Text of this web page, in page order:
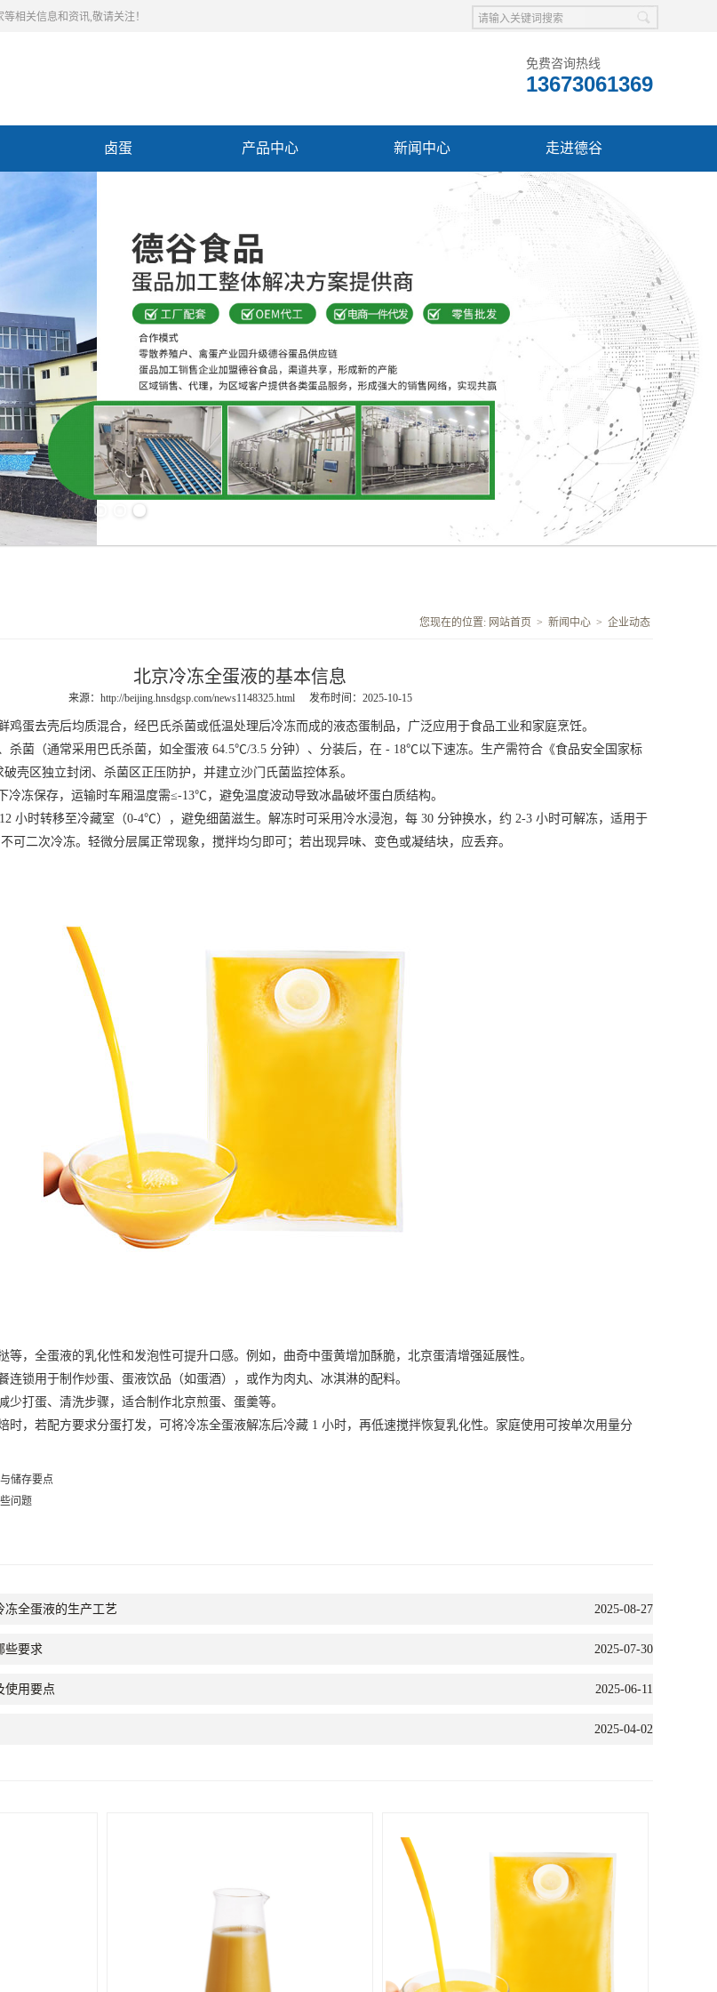
相关信息和资讯,敬请关注！
免费咨询热线
13673061369
卤蛋 产品中心 新闻中心 走进德谷
您现在的位置: 网站首页 > 新闻中心 > 企业动态
北京冷冻全蛋液的基本信息
来源： http://beijing.hnsdgsp.com/news1148325.html 发布时间：2025-10-15
鸡蛋去壳后均质混合，经巴氏杀菌或低温处理后冷冻而成的液态蛋制品，广泛应用于食品工业和家庭烹饪。
菌（通常采用巴氏杀菌，如全蛋液 64.5℃/3.5 分钟）、分装后，在 - 18℃以下速冻。生产需符合《食品安全国家标
壳区独立封闭、杀菌区正压防护，并建立沙门氏菌监控体系。
冻保存，运输时车厢温度需≤-13℃，避免温度波动导致冰晶破坏蛋白质结构。
小时转移至冷藏室（0-4℃），避免细菌滋生。解冻时可采用冷水浸泡，每 30 分钟换水，约 2-3 小时可解冻，适用于
可二次冷冻。轻微分层属正常现象，搅拌均匀即可；若出现异味、变色或凝结块，应丢弃。
，全蛋液的乳化性和发泡性可提升口感。例如，曲奇中蛋黄增加酥脆， 北京蛋清增强延展性。
锁用于制作炒蛋、蛋液饮品（如蛋酒），或作为肉丸、冰淇淋的配料。
打蛋、清洗步骤，适合制作北京煎蛋、蛋羹等。
，若配方要求分蛋打发，可将冷冻全蛋液解冻后冷藏 1 小时，再低速搅拌恢复乳化性。家庭使用可按单次用量分
储存要点
问题
冻全蛋液的生产工艺 2025-08-27
些要求 2025-07-30
使用要点 2025-06-11
2025-04-02